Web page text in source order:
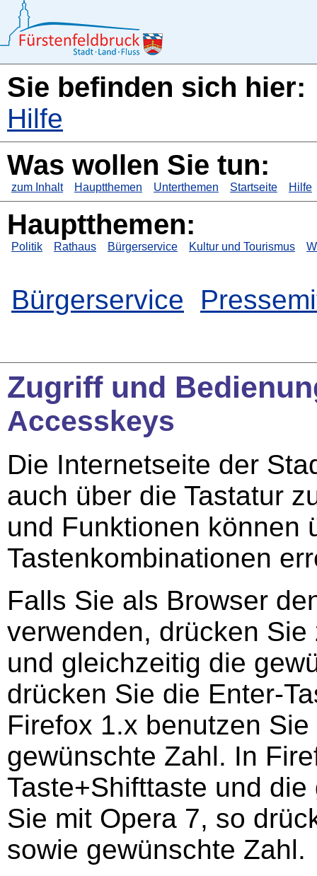
Sie befinden sich hier:
Hilfe
Was wollen Sie tun:
zum Inhalt Hauptthemen Unterthemen Startseite Hilfe
Hauptthemen:
Politik Rathaus Bürgerservice Kultur und Tourismus
Bürgerservice
Zugriff und
Accesskeys
Die Internetseite der
auch über die Tastatur
und Funktionen können
Tastenkombinationen
Falls Sie als Browser
verwenden, drücken
und gleichzeitig die
drücken Sie die Enter-
Firefox 1.x benutzen
gewünschte Zahl. In
Taste+Shifttaste und
Sie mit Opera 7, so
sowie gewünschte Zahl.